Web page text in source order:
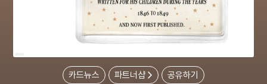
카드뉴스 파트너샵 공유하기